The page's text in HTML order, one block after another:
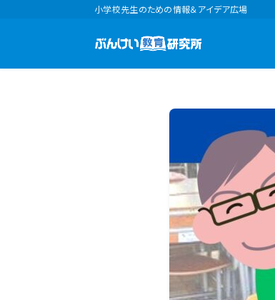
小学校先生のための情報＆アイデア広場